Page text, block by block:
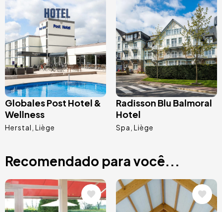
Imagem
Globales Post Hotel &
Wellness
Herstal Liège
Imagem
Radisson Blu Balmoral
Hotel
Spa Liège
Recomendado para você...
Imagem Imagem